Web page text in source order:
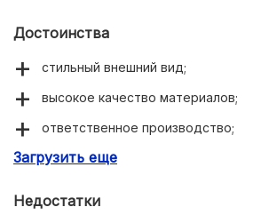
Достоинства
стильный внешний вид;
высокое качество материалов;
ответственное производство;
удобство носки.
Загрузить еще
Недостатки